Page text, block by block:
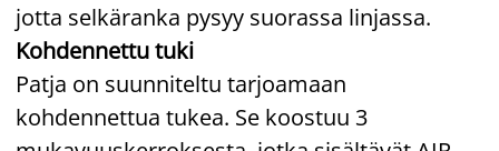
jotta selkäranka pysyy suorassa linjassa.
Kohdennettu tuki
Patja on suunniteltu tarjoamaan
kohdennettua tukea. Se koostuu 3